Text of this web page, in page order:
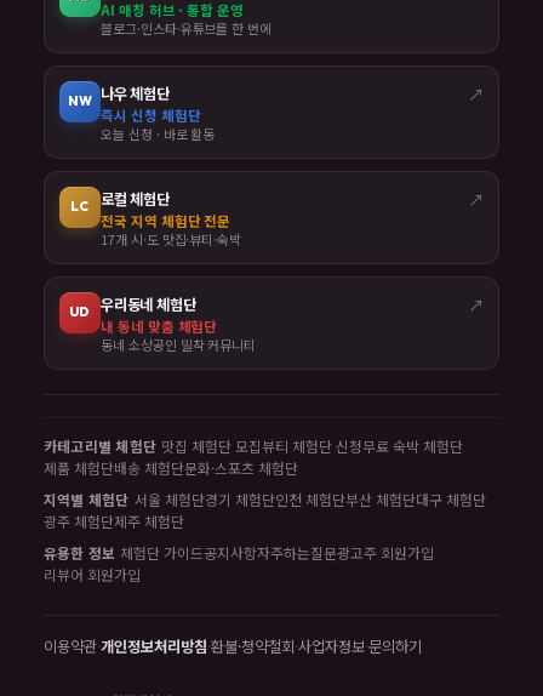
AI 매칭 허브 · 통합 운영
블로그·인스타·유튜브를 한 번에
NW 나우 체험단 ↗
즉시 신청 체험단
오늘 신청 · 바로 활동
LC 로컬 체험단 ↗
전국 지역 체험단 전문
17개 시·도 맛집·뷰티·숙박
UD 우리동네 체험단 ↗
내 동네 맞춤 체험단
동네 소상공인 밀착 커뮤니티
카테고리별 체험단 맛집 체험단 모집뷰티 체험단 신청무료 숙박 체험단
제품 체험단배송 체험단문화·스포츠 체험단
지역별 체험단 서울 체험단경기 체험단인천 체험단부산 체험단대구 체험단
광주 체험단제주 체험단
유용한 정보 체험단 가이드공지사항자주하는질문광고주 회원가입
리뷰어 회원가입
이용약관·개인정보처리방침·환불·청약철회·사업자정보·문의하기